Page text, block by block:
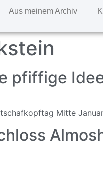
Aus meinem Archiv
pfiffige
Mitte